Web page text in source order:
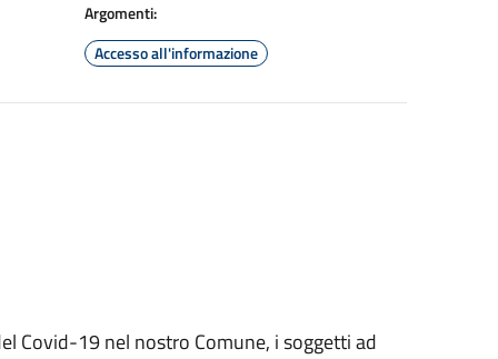
Argomenti:
Accesso all'informazione
Covid-19 nel nostro Comune, i soggetti ad